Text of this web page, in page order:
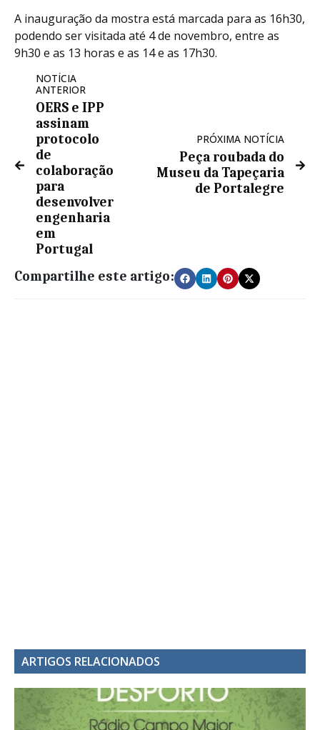
A inauguração da mostra está marcada para as 16h30,
podendo ser visitada até 4 de novembro, entre as
9h30 e as 13 horas e as 14 e as 17h30.
NOTÍCIA
ANTERIOR
OERS e IPP
assinam
protocolo
de
colaboração
para
desenvolver
engenharia
em
Portugal
PRÓXIMA NOTÍCIA
Peça roubada do
Museu da Tapeçaria
de Portalegre
Compartilhe este artigo:
ARTIGOS RELACIONADOS